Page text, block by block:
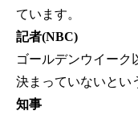
ています。
記者(NBC)
ゴールデンウイーク
決まっていないとい
知事